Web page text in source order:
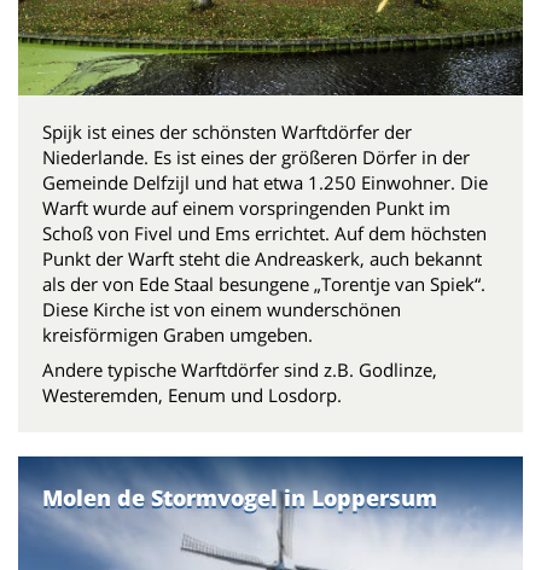
Spijk ist eines der schönsten Warftdörfer der
Niederlande. Es ist eines der größeren Dörfer in der
Gemeinde Delfzijl und hat etwa 1.250 Einwohner. Die
Warft wurde auf einem vorspringenden Punkt im
Schoß von Fivel und Ems errichtet. Auf dem höchsten
Punkt der Warft steht die Andreaskerk, auch bekannt
als der von Ede Staal besungene „Torentje van Spiek“.
Diese Kirche ist von einem wunderschönen
kreisförmigen Graben umgeben.
Andere typische Warftdörfer sind z.B. Godlinze,
Westeremden, Eenum und Losdorp.
Molen de Stormvogel in Loppersum